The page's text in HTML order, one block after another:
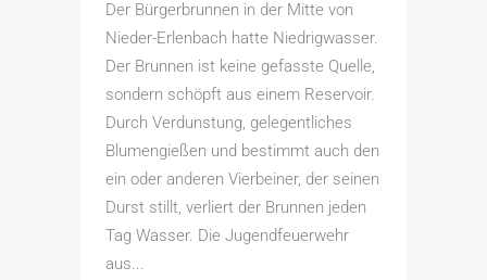
Der Bürgerbrunnen in der Mitte von
Nieder-Erlenbach hatte Niedrigwasser.
Der Brunnen ist keine gefasste Quelle,
sondern schöpft aus einem Reservoir.
Durch Verdunstung, gelegentliches
Blumengießen und bestimmt auch den
ein oder anderen Vierbeiner, der seinen
Durst stillt, verliert der Brunnen jeden
Tag Wasser. Die Jugendfeuerwehr
aus...